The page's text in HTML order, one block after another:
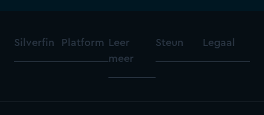
Silverfin Platform Leer
meer
Steun Legaal